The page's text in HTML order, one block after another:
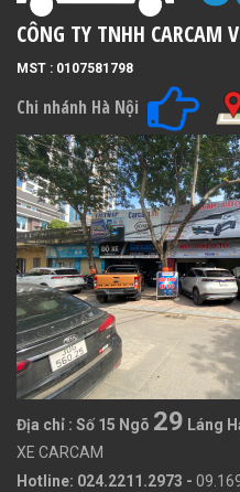
CÔNG TY TNHH CARCAM
MST : 0107581798
Chi nhánh Hà Nội
Địa chỉ : Số 15 Ngõ 29 Láng
XE CARCAM
Hotline: 024.2211.2973 -